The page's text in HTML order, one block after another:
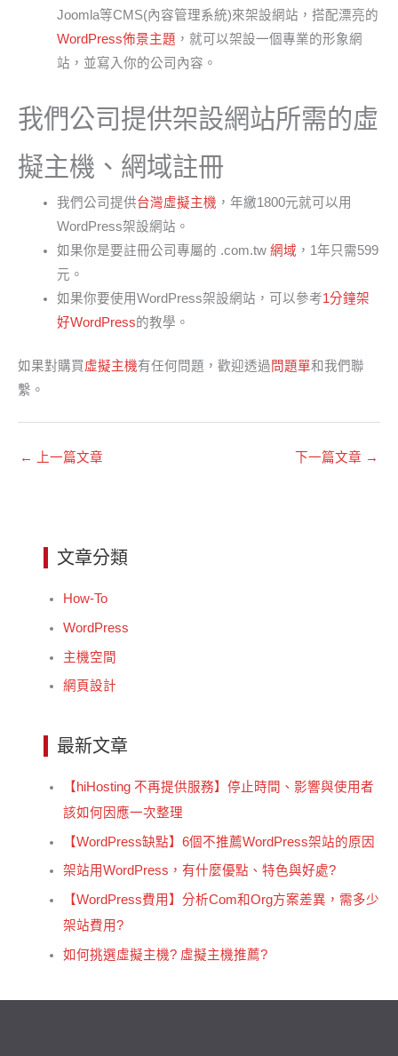
Joomla等CMS(內容管理系統)來架設網站，搭配漂亮的
WordPress佈景主題 ，就可以架設一個專業的形象網
站，並寫入你的公司內容。
我們公司提供架設網站所需的虛
擬主機、網域註冊
我們公司提供台灣虛擬主機 ，年繳1800元就可以用
WordPress架設網站。
如果你是要註冊公司專屬的 .com.tw 網域 ，1年只需599
元。
如果你要使用WordPress架設網站，可以參考1分鐘架
好WordPress的教學。
如果對購買虛擬主機有任何問題，歡迎透過問題單和我們聯
繫。
← 上一篇文章 下一篇文章 →
文章分類
How-To
WordPress
主機空間
網頁設計
最新文章
【hiHosting 不再提供服務】停止時間、影響與使用者
該如何因應一次整理
【WordPress缺點】6個不推薦WordPress架站的原因
架站用WordPress，有什麼優點、特色與好處?
【WordPress費用】分析Com和Org方案差異，需多少
架站費用?
如何挑選虛擬主機? 虛擬主機推薦?